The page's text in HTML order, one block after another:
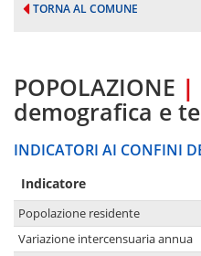
TORNA AL COMUNE
POPOLAZIONE |
demografica e
INDICATORI AI CONFINI
Indicatore
Popolazione residente
Variazione intercensuaria annua